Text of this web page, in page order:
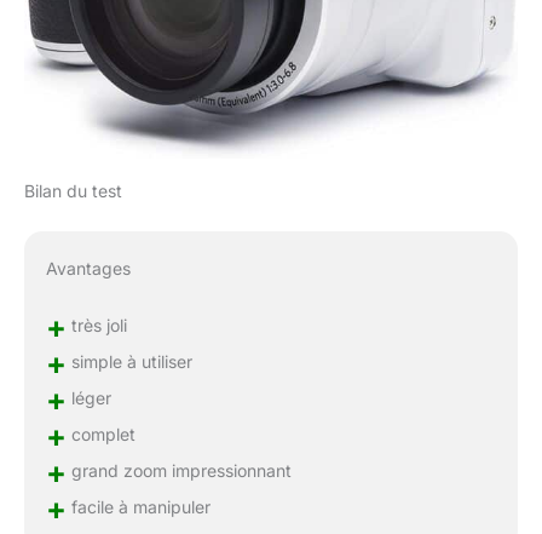
Bilan du test
Avantages
+ très joli
+ simple à utiliser
+ léger
+ complet
+ grand zoom impressionnant
+ facile à manipuler